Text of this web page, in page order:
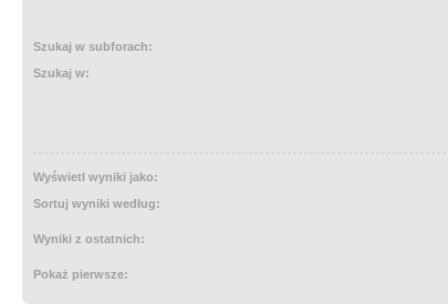
Szukaj w subforach:
Szukaj w:
Wyświetl wyniki jako:
Sortuj wyniki według:
Wyniki z ostatnich:
Pokaż pierwsze: